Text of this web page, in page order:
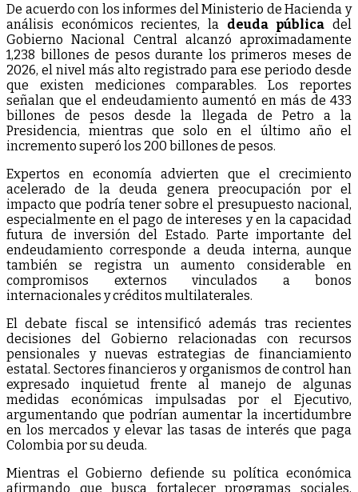
De acuerdo con los informes del Ministerio de Hacienda y
análisis económicos recientes, la deuda pública del
Gobierno Nacional Central alcanzó aproximadamente
1,238 billones de pesos durante los primeros meses de
2026, el nivel más alto registrado para ese periodo desde
que existen mediciones comparables. Los reportes
señalan que el endeudamiento aumentó en más de 433
billones de pesos desde la llegada de Petro a la
Presidencia, mientras que solo en el último año el
incremento superó los 200 billones de pesos.
Expertos en economía advierten que el crecimiento
acelerado de la deuda genera preocupación por el
impacto que podría tener sobre el presupuesto nacional,
especialmente en el pago de intereses y en la capacidad
futura de inversión del Estado. Parte importante del
endeudamiento corresponde a deuda interna, aunque
también se registra un aumento considerable en
compromisos externos vinculados a bonos
internacionales y créditos multilaterales.
El debate fiscal se intensificó además tras recientes
decisiones del Gobierno relacionadas con recursos
pensionales y nuevas estrategias de financiamiento
estatal. Sectores financieros y organismos de control han
expresado inquietud frente al manejo de algunas
medidas económicas impulsadas por el Ejecutivo,
argumentando que podrían aumentar la incertidumbre
en los mercados y elevar las tasas de interés que paga
Colombia por su deuda.
Mientras el Gobierno defiende su política económica
afirmando que busca fortalecer programas sociales,